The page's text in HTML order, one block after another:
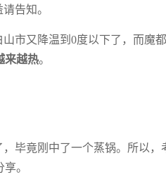
告知。
市又降温到0度以下了，而魔
来越热。
毕竟刚中了一个蒸锅。所以，
。